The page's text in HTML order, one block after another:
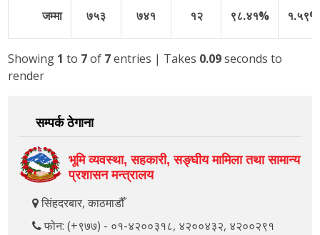
जम्मा ७५३ ७४१ १२ ९८.४१% १.५९%
Showing 1 to 7of 7entries | Takes 0.09seconds to
render
सम्पर्क ठेगाना
भूमि व्यवस्था, सहकारी, सङ्‍घीय मामिला तथा सामान्य
प्रशासन मन्त्रालय
सिंहदरबार, काठमाडौँ
फोन: (+९७७) - ०१-४२००३१८, ४२००४३२, ४२००२९१